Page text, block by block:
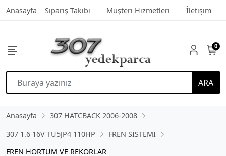
Anasayfa Sipariş Takibi Müşteri Hizmetleri İletişim
ARA
0
Anasayfa
307 HATCBACK 2006-2008
307 1.6 16V TU5JP4 110HP
FREN SİSTEMİ
FREN HORTUM VE REKORLAR